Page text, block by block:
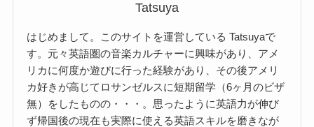
Tatsuya
はじめまして。このサイトを運営している Tatsuyaで
す。元々英語圏の音楽カルチャーに興味があり、アメ
リカに何度か遊びに行った経験があり、その後アメリ
カ好きが高じてロサンゼルスに短期留学（6ヶ月のビザ
無）をしたものの・・・。思ったように英語力が伸び
ず帰国後の現在も実際に使える英語スキルを磨きなが